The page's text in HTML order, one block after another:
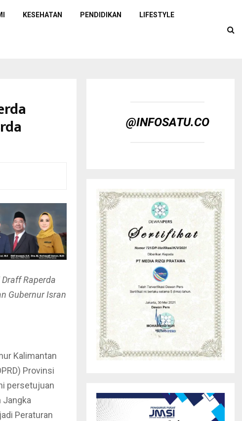
KESEHATAN PENDIDIKAN LIFESTYLE
Raperda
Gubernur Isran
Kalimantan
Provinsi
persetujuan
Jangka
Peraturan
@INFOSATU.CO